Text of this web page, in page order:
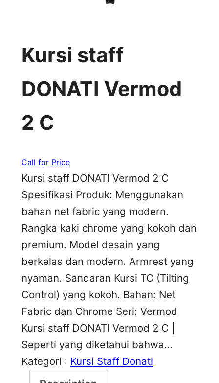
Kursi staff
DONATI Vermod
2 C
Call for Price
Kursi staff DONATI Vermod 2 C
Spesifikasi Produk: Menggunakan
bahan net fabric yang modern.
Rangka kaki chrome yang kokoh dan
premium. Model desain yang
berkelas dan modern. Armrest yang
nyaman. Sandaran Kursi TC (Tilting
Control) yang kokoh. Bahan: Net
Fabric dan Chrome Seri: Vermod
Kursi staff DONATI Vermod 2 C |
Seperti yang diketahui bahwa…
Kategori : Kursi Staff Donati